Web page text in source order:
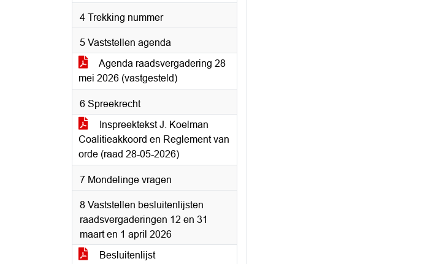
4 Trekking nummer
5 Vaststellen agenda
Agenda raadsvergadering 28
mei 2026 (vastgesteld)
6 Spreekrecht
Inspreektekst J. Koelman
Coalitieakkoord en Reglement van
orde (raad 28-05-2026)
7 Mondelinge vragen
8 Vaststellen besluitenlijsten
raadsvergaderingen 12 en 31
maart en 1 april 2026
Besluitenlijst